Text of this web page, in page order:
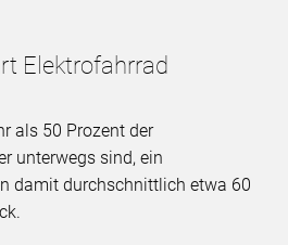
Elektrofahrrad
als 50 Prozent der
unterwegs sind, ein
damit durchschnittlich etwa 60